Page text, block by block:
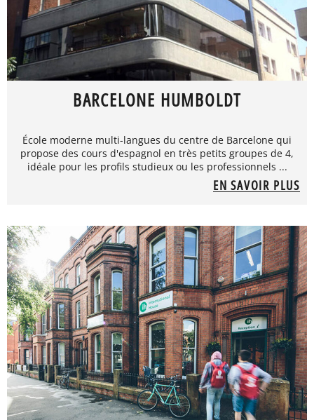
BARCELONE HUMBOLDT
École moderne multi-langues du centre de Barcelone qui
propose des cours d'espagnol en très petits groupes de 4,
idéale pour les profils studieux ou les professionnels ...
EN SAVOIR PLUS